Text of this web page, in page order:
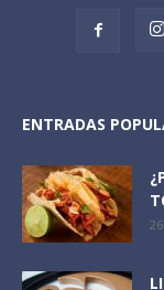
ENTRADAS